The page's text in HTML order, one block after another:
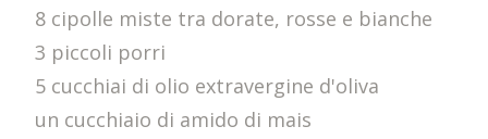
8 cipolle miste tra dorate, rosse e bianche
3 piccoli porri
5 cucchiai di olio extravergine d'oliva
un cucchiaio di amido di mais